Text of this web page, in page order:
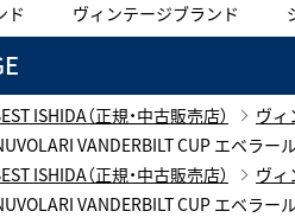
ド
Form
ルム アキ
ヴィンテージブランド
について正規取り扱いブ
ISHIDA新宿
TimeVallée ISHIDA Azabudai Hills
代表メッセージ
ュースリリース
お問い合わせ
査定お申込み
ISHIDA（正規・中古販売店） ヴィ
NUVOLARI VANDERBILT CUP エベ
ISHIDA（正規・中古販売店）
ヴィ
NUVOLARI VANDERBILT CUP エベ